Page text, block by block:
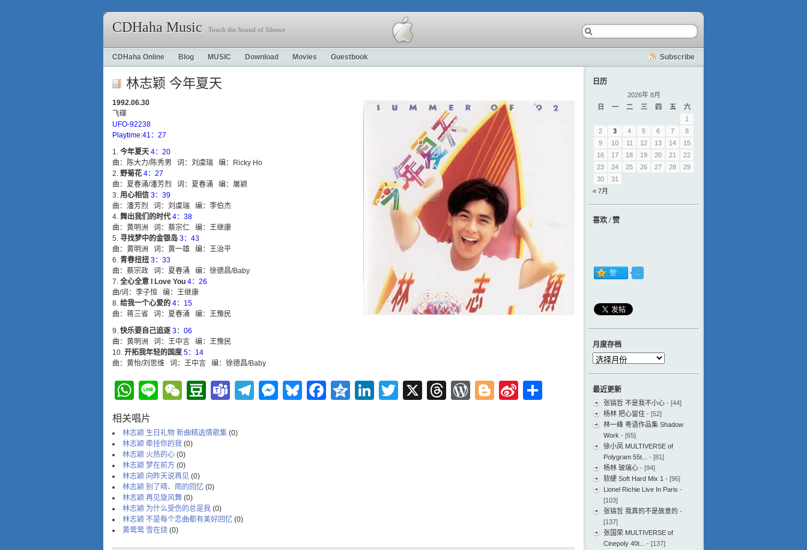
CDHaha Music Touch the Sound of Silence
CDHaha Online Blog MUSIC Download Movies Guestbook Subscribe
林志颖 今年夏天
1992.06.30
飞碟
UFO-92238
Playtime:41：27
今年夏天 4：20
曲：陈大力/陈秀男 词：刘虞瑞 编：Ricky Ho
野菊花 4：27
曲：夏春涌/潘芳烈 词：夏春涌 编：屠颖
用心相信 3：39
曲：潘芳烈 词：刘虞瑞 编：李伯杰
舞出我们的时代 4：38
曲：黄明洲 词：蔡宗仁 编：王继康
寻找梦中的金银岛 3：43
曲：黄明洲 词：黄一雄 编：王治平
青春扭扭 3：33
曲：蔡宗政 词：夏春涌 编：徐德昌/Baby
全心全意 I Love You 4：26
曲/词：李子恒 编：王继康
给我一个心爱的 4：15
曲：蒋三省 词：夏春涌 编：王豫民
快乐要自己追逐 3：06
曲：黄明洲 词：王中言 编：王豫民
开拓我年轻的国度 5：14
曲：黄怡/刘思维 词：王中言 编：徐德昌/Baby
WhatsApp
LineWeChat
Douban
TeamsTelegram
Messenger
Bluesky
Facebook
Qzone
LinkedIn
Twitter
X Threads
WordPress
Blogger
Sina
相关唱片
林志颖 生日礼物 新曲精选情歌集 (0)
林志颖 牵挂你的我 (0)
林志颖 火热的心 (0)
林志颖 梦在前方 (0)
林志颖 向昨天说再见 (0)
林志颖 别了晴、雨的回忆 (0)
林志颖 再见旋风舞 (0)
林志颖 为什么受伤的总是我 (0)
林志颖 不是每个恋曲都有美好回忆 (0)
黄莺莺 雪在烧 (0)
日历
2026年 8月
日
一 二 三 四 五
六
1
2
3 4 5 6 7
8
9
10 11 12 13 14
15
16
17 18 19 20 21
22
23
24 25 26 27 28
29
30
31
« 7月
喜欢 / 赞
月度存档
月
档
最近更新
张镐哲 不是我不小心 - [44]
杨林 把心留住 - [52]
林一峰 粤语作品集 Shadow
Work - [65]
徐小凤 MULTIVERSE of
Polygram 55t...
- [81]
杨林 玻璃心 - [94]
软硬 Soft Hard Mix 1 - [96]
Lionel Richie Live In Paris -
[103]
张镐哲 我真的不是故意的 -
[137]
张国荣 MULTIVERSE of
Cinepoly 40t...
- [137]